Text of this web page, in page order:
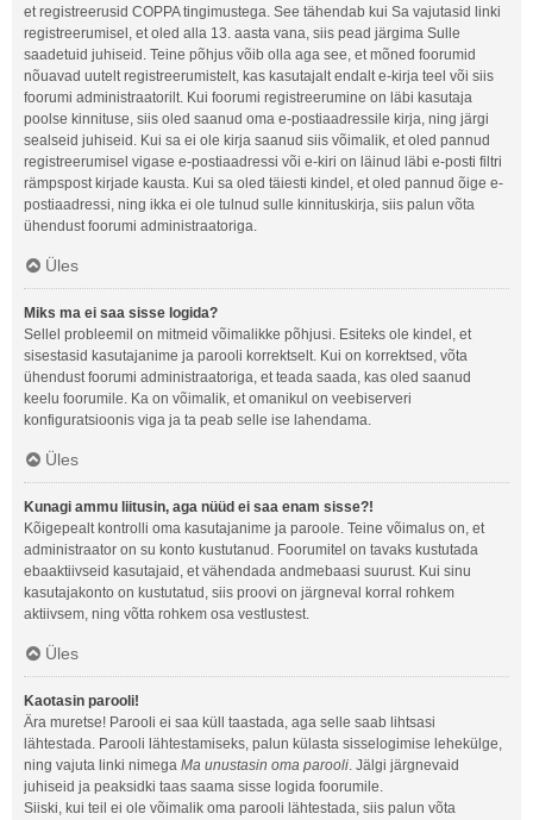
et registreerusid COPPA tingimustega. See tähendab kui Sa vajutasid linki
registreerumisel, et oled alla 13. aasta vana, siis pead järgima Sulle
saadetuid juhiseid. Teine põhjus võib olla aga see, et mõned foorumid
nõuavad uutelt registreerumistelt, kas kasutajalt endalt e-kirja teel või siis
foorumi administraatorilt. Kui foorumi registreerumine on läbi kasutaja
poolse kinnituse, siis oled saanud oma e-postiaadressile kirja, ning järgi
sealseid juhiseid. Kui sa ei ole kirja saanud siis võimalik, et oled pannud
registreerumisel vigase e-postiaadressi või e-kiri on läinud läbi e-posti filtri
rämpspost kirjade kausta. Kui sa oled täiesti kindel, et oled pannud õige e-
postiaadressi, ning ikka ei ole tulnud sulle kinnituskirja, siis palun võta
ühendust foorumi administraatoriga.
Üles
Miks ma ei saa sisse logida?
Sellel probleemil on mitmeid võimalikke põhjusi. Esiteks ole kindel, et
sisestasid kasutajanime ja parooli korrektselt. Kui on korrektsed, võta
ühendust foorumi administraatoriga, et teada saada, kas oled saanud
keelu foorumile. Ka on võimalik, et omanikul on veebiserveri
konfiguratsioonis viga ja ta peab selle ise lahendama.
Üles
Kunagi ammu liitusin, aga nüüd ei saa enam sisse?!
Kõigepealt kontrolli oma kasutajanime ja paroole. Teine võimalus on, et
administraator on su konto kustutanud. Foorumitel on tavaks kustutada
ebaaktiivseid kasutajaid, et vähendada andmebaasi suurust. Kui sinu
kasutajakonto on kustutatud, siis proovi on järgneval korral rohkem
aktiivsem, ning võtta rohkem osa vestlustest.
Üles
Kaotasin parooli!
Ära muretse! Parooli ei saa küll taastada, aga selle saab lihtsasi
lähtestada. Parooli lähtestamiseks, palun külasta sisselogimise lehekülge,
ning vajuta linki nimega Ma unustasin oma parooli. Jälgi järgnevaid
juhiseid ja peaksidki taas saama sisse logida foorumile.
Siiski, kui teil ei ole võimalik oma parooli lähtestada, siis palun võta